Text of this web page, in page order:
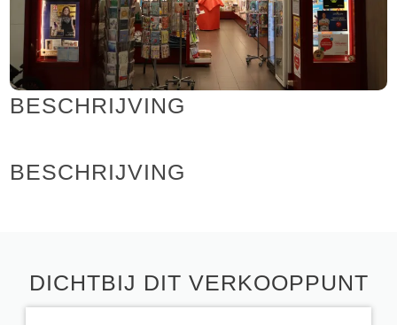
BESCHRIJVING
BESCHRIJVING
DICHTBIJ DIT VERKOOPPUNT